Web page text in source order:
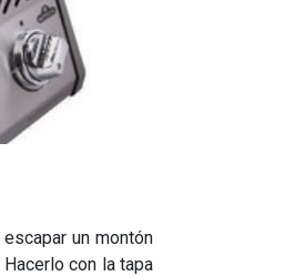
un montón
con la tapa